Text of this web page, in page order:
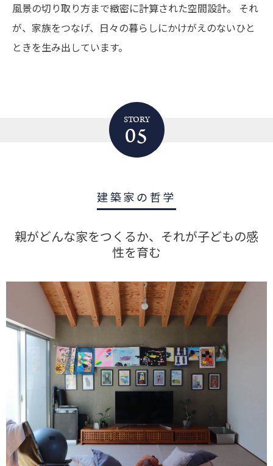
風景の切り取り方まで緻密に計算された空間設計。
それ
が、家族をつなげ、日々の暮らしにかけがえのないひと
ときを生み出しています。
STORY
05
建築家の哲学
親がどんな家をつくるか、それが子どもの感
性を育む